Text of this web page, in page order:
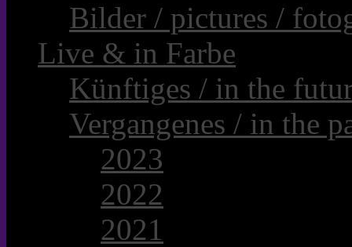
Bilder / pictures /
Live & in Farbe
Künftiges / in the
Vergangenes / in the
2023
2022
2021